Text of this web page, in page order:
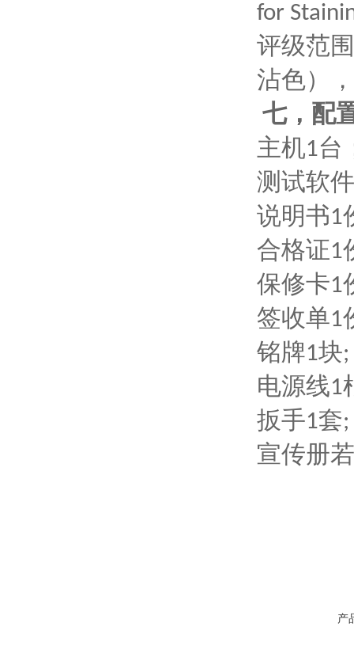
for
评级范
沾色），
七，配
主机1台
测试软件
说明书1
合格证1
保修卡1
签收单1
铭牌1块;
电源线1
扳手1套;
宣传册
产